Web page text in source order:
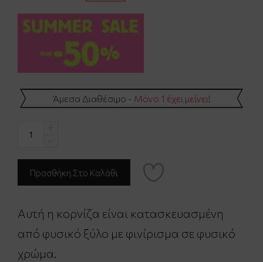
Άμεσα Διαθέσιμο - Μόνο 1 έχει μείνει!
Αυτή η κορνίζα είναι κατασκευασμένη
από φυσικό ξύλο με φινίρισμα σε φυσικό
χρώμα.